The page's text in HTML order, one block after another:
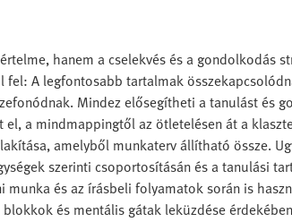
hanem a cselekvés és a gondolkodás
A legfontosabb tartalmak
Mindez elősegítheti a tanulást és
a mindmappingtől az ötletelésen át a
amelyből munkaterv állítható össze.
szerinti csoportosításán és a tanulási
munka és az írásbeli folyamatok során is
és mentális gátak leküzdése